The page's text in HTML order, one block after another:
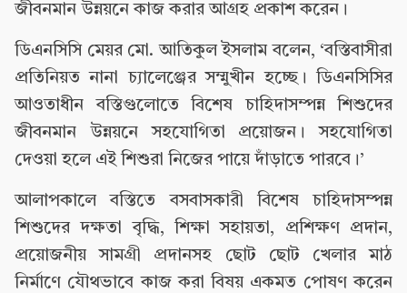
জীবনমান উন্নয়নে কাজ করার আগ্রহ প্রকাশ করেন।
ডিএনসিসি মেয়র মো. আতিকুল ইসলাম বলেন, ‘বস্তিবাসীরা
প্রতিনিয়ত নানা চ্যালেঞ্জের সম্মুখীন হচ্ছে। ডিএনসিসির
আওতাধীন বস্তিগুলোতে বিশেষ চাহিদাসম্পন্ন শিশুদের
জীবনমান উন্নয়নে সহযোগিতা প্রয়োজন। সহযোগিতা
দেওয়া হলে এই শিশুরা নিজের পায়ে দাঁড়াতে পারবে।’
আলাপকালে বস্তিতে বসবাসকারী বিশেষ চাহিদাসম্পন্ন
শিশুদের দক্ষতা বৃদ্ধি, শিক্ষা সহায়তা, প্রশিক্ষণ প্রদান,
প্রয়োজনীয় সামগ্রী প্রদানসহ ছোট ছোট খেলার মাঠ
নির্মাণে যৌথভাবে কাজ করা বিষয় একমত পোষণ করেন